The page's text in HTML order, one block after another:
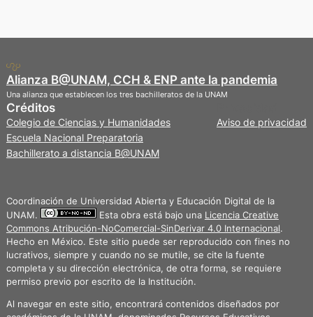
Alianza B@UNAM, CCH & ENP ante la pandemia
Una alianza que establecen los tres bachilleratos de la UNAM
Créditos
Colegio de Ciencias y Humanidades
Escuela Nacional Preparatoria
Bachillerato a distancia B@UNAM
Aviso de privacidad
Coordinación de Universidad Abierta y Educación Digital de la
UNAM.
Esta obra está bajo una Licencia Creative
Commons Atribución-NoComercial-SinDerivar 4.0 Internacional.
Hecho en México. Este sitio puede ser reproducido con fines no
lucrativos, siempre y cuando no se mutile, se cite la fuente
completa y su dirección electrónica, de otra forma, se requiere
permiso previo por escrito de la Institución.
Al navegar en este sitio, encontrará contenidos diseñados por